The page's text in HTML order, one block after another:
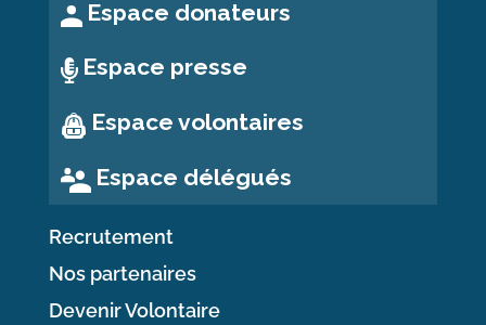
Espace donateurs
Espace presse
Espace volontaires
Espace délégués
Recrutement
Nos partenaires
Devenir Volontaire